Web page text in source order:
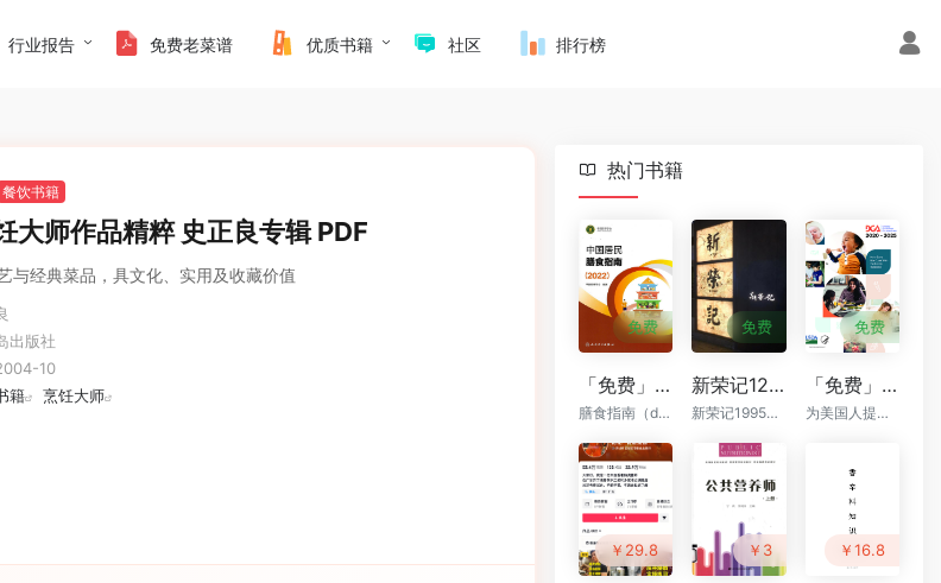
行业报告 免费老菜谱 优质书籍 社区 排行榜
餐饮书籍
大师作品精粹 史正良专辑 PDF
与经典菜品，具文化、实用及收藏价值
出版社
10
籍 烹饪大师
热门书籍
免费
「免费」中国居民膳食指南 2022 (中国营养学会) PDF下载
膳食指南（dietary guidelines,DG）是根据营养科学原则和人体营养需要，结合当地食物生产供应情况及人群生活实践，提出的食物选择和身体活动的指导意见
免费
新荣记12套菜品标准卡sop（已更新到60道）
新荣记1995年由张勇创立于浙江台州，从一家小排档起步，发展为如今的高端中餐知名品牌
免费
「免费」美国居民膳食指南（2020-2025）英文原版
为美国人提供基于科学的饮食建议，以促进健康、预防慢性疾病，并满足营养需求。
￥29.8 ￥3 ￥16.8